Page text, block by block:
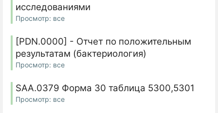
исследованиями
Просмотр: все
[PDN.0000] - Отчет по положительным
результатам (бактериология)
Просмотр: все
SAA.0379 Форма 30 таблица 5300,5301
Просмотр: все